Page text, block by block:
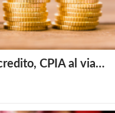
CPIA al via…